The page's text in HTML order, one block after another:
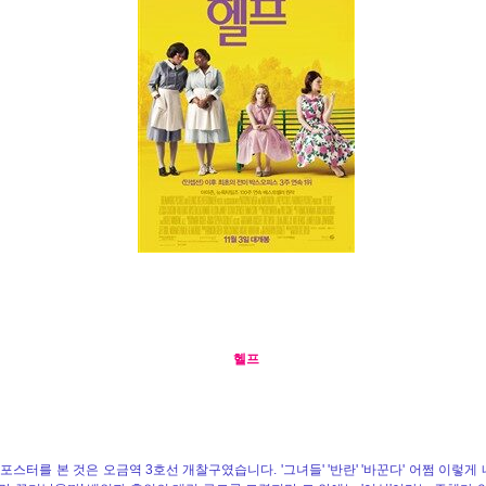
헬프
스터를 본 것은 오금역 3호선 개찰구였습니다. '그녀들' '반란' '바꾼다' 어쩜 이렇게